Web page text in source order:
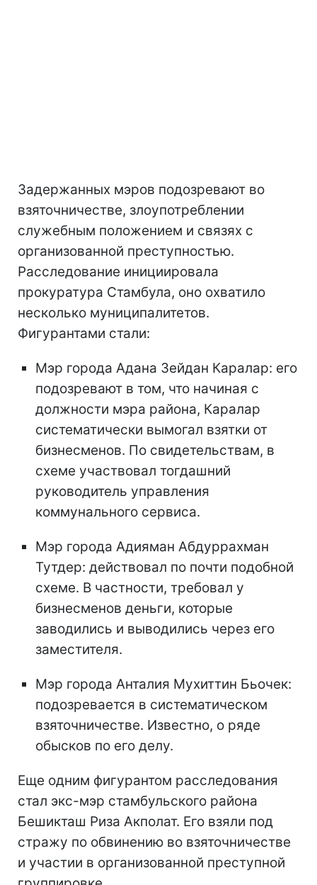
Задержанных мэров подозревают во
взяточничестве, злоупотреблении
служебным положением и связях с
организованной преступностью.
Расследование инициировала
прокуратура Стамбула, оно охватило
несколько муниципалитетов.
Фигурантами стали:
Мэр города Адана Зейдан Каралар: его
подозревают в том, что начиная с
должности мэра района, Каралар
систематически вымогал взятки от
бизнесменов. По свидетельствам, в
схеме участвовал тогдашний
руководитель управления
коммунального сервиса.
Мэр города Адияман Абдуррахман
Тутдер: действовал по почти подобной
схеме. В частности, требовал у
бизнесменов деньги, которые
заводились и выводились через его
заместителя.
Мэр города Анталия Мухиттин Бьочек:
подозревается в систематическом
взяточничестве. Известно, о ряде
обысков по его делу.
Еще одним фигурантом расследования
стал экс-мэр стамбульского района
Бешикташ Риза Акполат. Его взяли под
стражу по обвинению во взяточничестве
и участии в организованной преступной